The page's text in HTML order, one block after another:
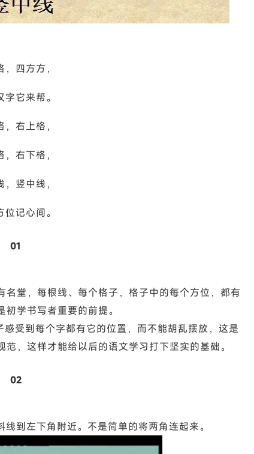
，四方方，
字它来帮。
，右上格，
，右下格，
，竖中线，
位记心间。
01
堂，每根线、每个格子，格子中的每个方位，都有
学书写者重要的前提。
受到每个字都有它的位置，而不能胡乱摆放，这是
，这样才能给以后的语文学习打下坚实的基础。
02
到左下角附近。不是简单的将两角连起来。